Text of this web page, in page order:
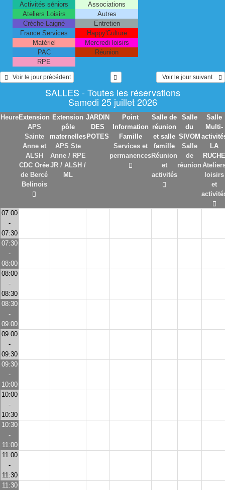
Activités séniors
Associations
Ateliers Loisirs
Autres
Crèche Laigné
Entretien
France Services
Happy'Culture
Matériel
Mercredi loisirs
PAC
Réunion
RPE
   Voir le jour précédent
  Voir le jour suivant
SALLES - Toutes les réservations
Samedi 25 juillet 2026
HeureExtension
APS
Sainte
Anne et
ALSH
CDC Orée
de Bercé
Belinois
Extension
pôle
maternelles
APS Ste
Anne / RPE
JR / ALSH /
ML
JARDIN
DES
POTES
Point
Information
Famille
Services et
permanences
Salle de
réunion
et salle
famille
Réunion
et
activités
Salle
du
SIVOM
Salle
de
réunion
Salle
Multi-
LA
RUCHE
loisirs
et
07:00
-
07:30
07:30
-
08:00
08:00
-
08:30
08:30
-
09:00
09:00
-
09:30
09:30
-
10:00
10:00
-
10:30
10:30
-
11:00
11:00
-
11:30
11:30